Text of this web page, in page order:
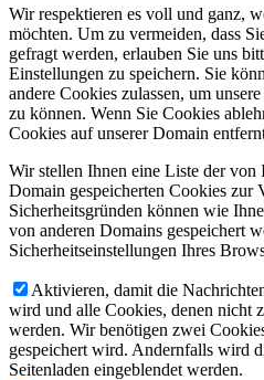
Wir respektieren es voll und ganz,
möchten. Um zu vermeiden, dass
gefragt werden, erlauben Sie uns
Einstellungen zu speichern. Sie
andere Cookies zulassen, um
zu können. Wenn Sie Cookies
Cookies auf unserer Domain
Wir stellen Ihnen eine Liste der von
Domain gespeicherten Cookies zur
Sicherheitsgründen können wie
von anderen Domains gespeichert
Sicherheitseinstellungen Ihres
Aktivieren, damit die
wird und alle Cookies, denen nicht
werden. Wir benötigen zwei
gespeichert wird. Andernfalls wird
Seitenladen eingeblendet werden.